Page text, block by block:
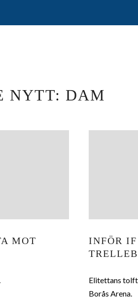
NYTT: DAM
MOT
INFÖR
Elitettans
Borås Arena.